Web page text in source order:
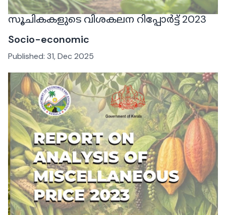
സൂചികകളുടെ വിശകലന റിപ്പോർട്ട് 2023
Socio-economic
Published: 31, Dec 2025